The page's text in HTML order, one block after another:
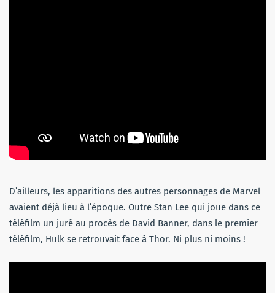
D’ailleurs, les apparitions des autres personnages de Marvel
avaient déjà lieu à l’époque. Outre Stan Lee qui joue dans ce
téléfilm un juré au procès de David Banner, dans le premier
téléfilm, Hulk se retrouvait face à Thor. Ni plus ni moins !